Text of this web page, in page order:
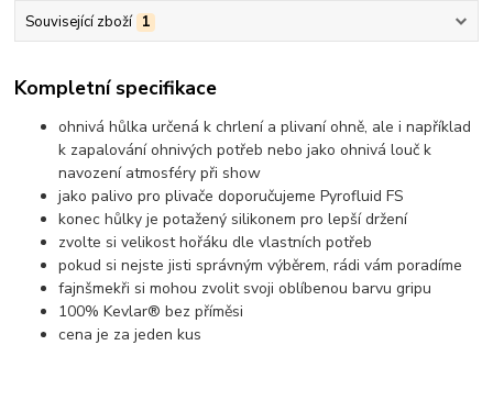
Související zboží 1
Kompletní specifikace
ohnivá hůlka určená k chrlení a plivaní ohně, ale i například
k zapalování ohnivých potřeb nebo jako ohnivá louč k
navození atmosféry při show
jako palivo pro plivače doporučujeme Pyrofluid FS
konec hůlky je potažený silikonem pro lepší držení
zvolte si velikost hořáku dle vlastních potřeb
pokud si nejste jisti správným výběrem, rádi vám poradíme
fajnšmekři si mohou zvolit svoji oblíbenou barvu gripu
100% Kevlar® bez příměsi
cena je za jeden kus